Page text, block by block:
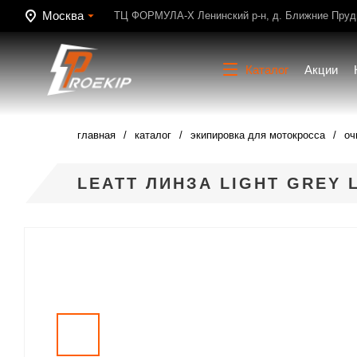
Москва ТЦ ФОРМУЛА-Х Ленинский р-н, д. Ближние
Каталог Акции
главная каталог экипировка для мотокросса
LEATT ЛИНЗА LIGHT GREY